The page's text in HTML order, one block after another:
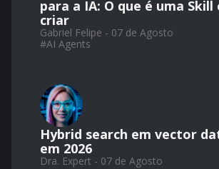
para a IA: O que é uma Skill
criar
Gabriel Felipe - 07 de Agosto
#AI Agents
Hybrid search em vector
em 2026
Dra. Expert - 07 de Agosto